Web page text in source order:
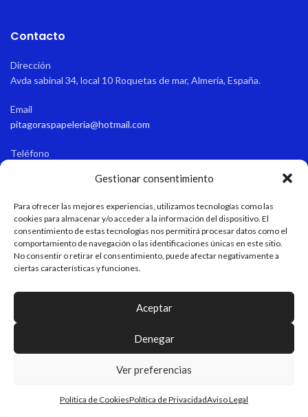
Gestionar consentimiento
Para ofrecer las mejores experiencias, utilizamos tecnologías como las
cookies para almacenar y/o acceder a la información del dispositivo. El
consentimiento de estas tecnologías nos permitirá procesar datos como el
comportamiento de navegación o las identificaciones únicas en este sitio.
No consentir o retirar el consentimiento, puede afectar negativamente a
ciertas características y funciones.
Aceptar
Denegar
Ver preferencias
Política de CookiesPolítica de PrivacidadAviso Legal
Contacto
Dirección
Avda sabinal 34, local 10 Roquetas de mar, Almería, España.
Email
pitagoraspapeleria@hotmail.com
Teléfono
Verano: 9:15-13:45/17:00-21:00 Invierno: 9:15-13:45/16:30-20:30
LEGAL
MAPA WEB
Pitágoras - Papelería & Regalos PersonalizadosDISEÑO Y DESARROLLO WEB
EME DIGITAL